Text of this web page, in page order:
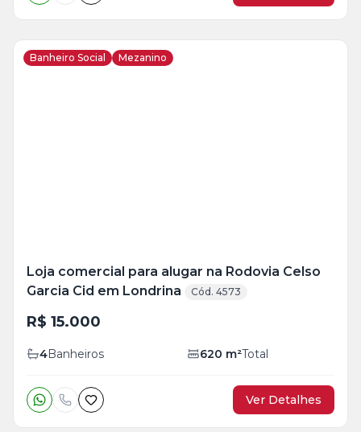
Banheiro Social Mezanino
Loja comercial para alugar na Rodovia Celso
Garcia Cid em Londrina
Cód. 4573
R$ 15.000
4Banheiros 620 m²Total
Ver Detalhes